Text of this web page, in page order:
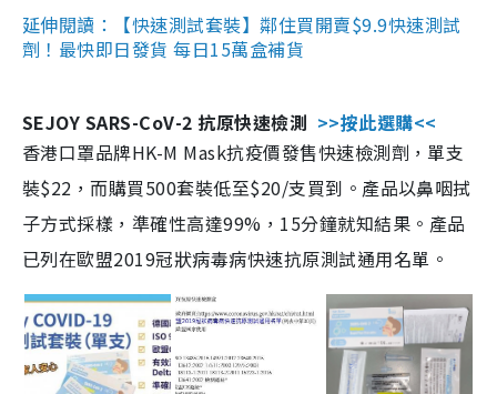
延伸閱讀：【快速測試套裝】鄰住買開賣$9.9快速測試
劑！最快即日發貨 每日15萬盒補貨
SEJOY SARS-CoV-2 抗原快速檢測 >>按此選購<<
香港口罩品牌HK-M Mask抗疫價發售快速檢測劑，單支
裝$22，而購買500套裝低至$20/支買到。產品以鼻咽拭
子方式採樣，準確性高達99%，15分鐘就知結果。產品
已列在歐盟2019冠狀病毒病快速抗原測試通用名單。